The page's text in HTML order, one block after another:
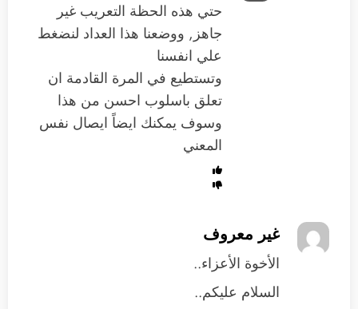
حتي هذه الحظة التعريب غير
جاهز, ووضعنا هذا العداد لنضغط
علي انفسنا
وتستطيع في المرة القادمة ان
تعلق باسلوب احسن من هذا
وسوف يمكنك ايضاً ايصال نفس
المعني
غير معروف
الأخوة الأعزاء..
السلام عليكم..